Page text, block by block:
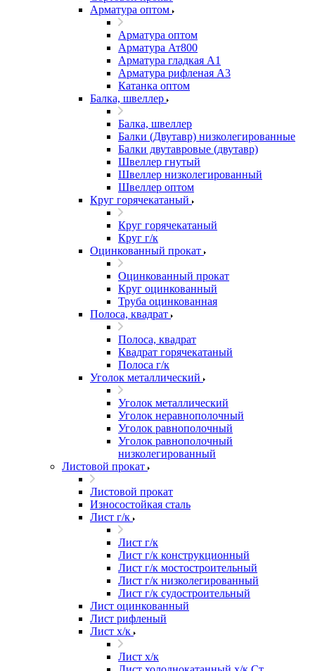
Арматура оптом
Арматура оптом
Арматура Ат800
Арматура гладкая А1
Арматура рифленая А3
Катанка оптом
Балка, швеллер
Балка, швеллер
Балки (Двутавр) низколегированные
Балки двутавровые (двутавр)
Швеллер гнутый
Швеллер низколегированный
Швеллер оптом
Круг горячекатаный
Круг горячекатаный
Круг г/к
Оцинкованный прокат
Оцинкованный прокат
Круг оцинкованный
Труба оцинкованная
Полоса, квадрат
Полоса, квадрат
Квадрат горячекатаный
Полоса г/к
Уголок металлический
Уголок металлический
Уголок неравнополочный
Уголок равнополочный
Уголок равнополочный
низколегированный
Листовой прокат
Листовой прокат
Износостойкая сталь
Лист г/к
Лист г/к
Лист г/к конструкционный
Лист г/к мостостроительный
Лист г/к низколегированный
Лист г/к судостроительный
Лист оцинкованный
Лист рифленый
Лист х/к
Лист х/к